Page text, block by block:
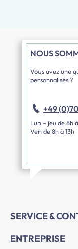
NOUS
Vous avez une
personnalisés ?
+49
Lun – jeu de 8h
Ven de 8h à 13h
SERVICE &
ENTREPRISE